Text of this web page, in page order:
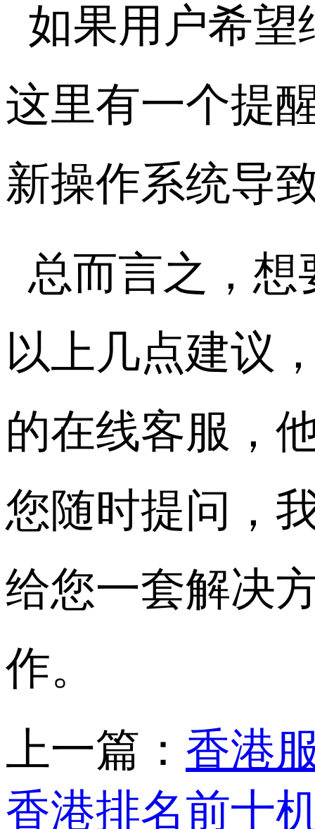
如果用户希望
这里有一个提
新操作系统导
总而言之，
以上几点建议
的在线客服，
您随时提问，
给您一套解决
作。
上一篇： 香港
香港排名前十